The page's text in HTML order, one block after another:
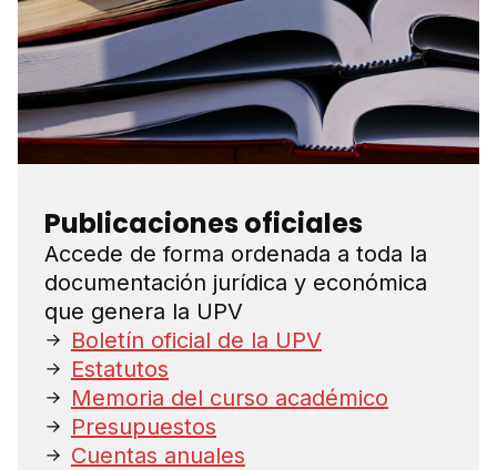
Publicaciones oficiales
Accede de forma ordenada a toda la
documentación jurídica y económica
que genera la UPV
Boletín oficial de la UPV
Estatutos
Memoria del curso académico
Presupuestos
Cuentas anuales